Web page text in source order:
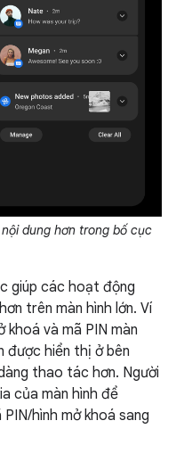
dung hơn trong bố cục
giúp các hoạt động
trên màn hình lớn. Ví
và mã PIN màn
được hiển thị ở bên
thao tác hơn. Người
của màn hình để
hình mở khoá sang